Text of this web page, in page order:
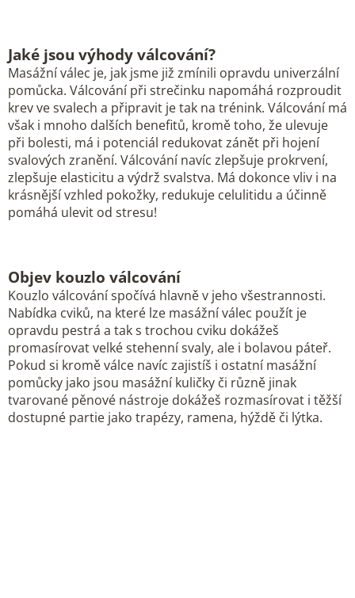
Jaké jsou výhody válcování?
Masážní válec je, jak jsme již zmínili opravdu univerzální
pomůcka. Válcování při strečinku napomáhá rozproudit
krev ve svalech a připravit je tak na trénink. Válcování má
však i mnoho dalších benefitů, kromě toho, že ulevuje
při bolesti, má i potenciál redukovat zánět při hojení
svalových zranění. Válcování navíc zlepšuje prokrvení,
zlepšuje elasticitu a výdrž svalstva. Má dokonce vliv i na
krásnější vzhled pokožky, redukuje celulitidu a účinně
pomáhá ulevit od stresu!
Objev kouzlo válcování
Kouzlo válcování spočívá hlavně v jeho všestrannosti.
Nabídka cviků, na které lze masážní válec použít je
opravdu pestrá a tak s trochou cviku dokážeš
promasírovat velké stehenní svaly, ale i bolavou páteř.
Pokud si kromě válce navíc zajistíš i ostatní masážní
pomůcky jako jsou masážní kuličky či různě jinak
tvarované pěnové nástroje dokážeš rozmasírovat i těžší
dostupné partie jako trapézy, ramena, hýždě či lýtka.